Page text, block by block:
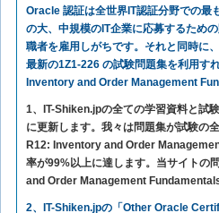
Oracle 認証は全世界IT認証分野での最
の大、中規模のIT企業に応募するため
職者を雇用しがちです。それと同時に
最新の1Z1-226 の試験問題集を利用
Inventory and Order Management
1、IT-Shiken.jpの全ての学習資料と試
に更新します。我々は問題集が試験の
R12: Inventory and Order
率が99%以上に達します。当サイト
and Order Management
2、IT-Shiken.jpの「Other Oracle